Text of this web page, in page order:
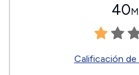
40
Calificación de